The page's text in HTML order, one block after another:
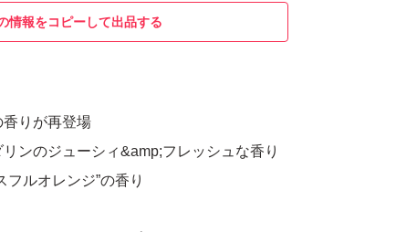
情報をコピーして出品する
香りが再登場
ンのジューシィ&amp;フレッシュな香り
フルオレンジ”の香り